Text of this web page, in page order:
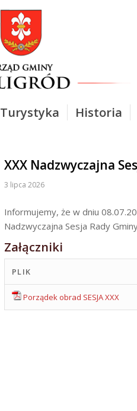
Turystyka Historia
XXX Nadzwyczajna
3 lipca 2026
Informujemy, że w dniu
Nadzwyczajna Sesja Rady
Załączniki
PLIK
Porządek obrad SESJA XXX